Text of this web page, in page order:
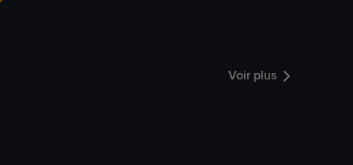
Voir plus